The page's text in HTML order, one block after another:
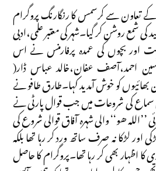
تعاون سے کرسمس کا رنگارنگ پروگرام
شمع روشن کر گیا۔شہر کی معتبر علمی،ادبی
اور بچوں کی عمدہ پرفارمنس نے اس
احمد،آصف عفان،خالد عباس ڈار(
کو خوش آمدید کہا۔طارق طافو نے
کی شروعات میں جب قوال پارٹی نے
ھو‘‘ والی شہرہ آفاق قوالی شروع کی
اور لڑکا نہ صرف ساتھ ورد کر رہا تھا بلکہ
اظہار بھی کر رہا تھا۔پروگرام کا حاصل